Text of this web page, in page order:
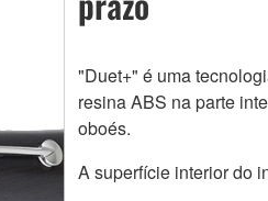
"Duet+" é uma
resina ABS na parte
oboés.
A superfície interior do